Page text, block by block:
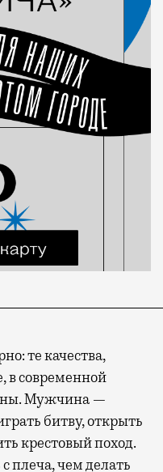
те качества,
в современной
Мужчина —
битву, открыть
крестовый поход.
чем делать